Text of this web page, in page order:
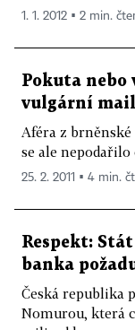
1. 1. 2012 ▪ 2 min.
Pokuta nebo
vulgární
Aféra z
se ale
25. 2. 2011 ▪ 4 min.
Respekt:
banka
Česká republika
Nomurou, která